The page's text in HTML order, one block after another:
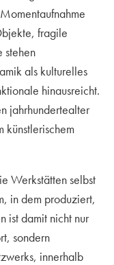
fragile
stehen
als kulturelles
hinausreicht.
jahrhundertealter
künstlerischem
Werkstätten selbst
in dem produziert,
ist damit nicht nur
sondern
innerhalb